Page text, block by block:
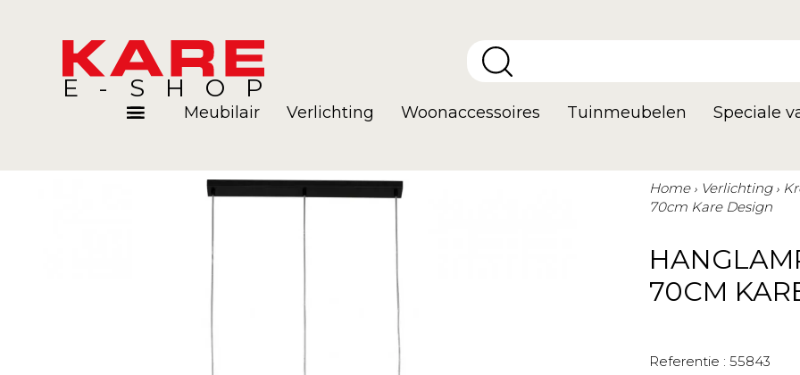
E-SHOP
Meubilair Verlichting Woonaccessoires Tuinmeubelen Speciale
Home Verlichting
70cm Kare Design
70CM
Referentie : 55843